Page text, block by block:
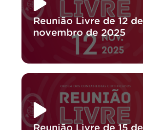
Reunião Livre de 12 de
novembro de 2025
Reunião Livre de 15 de